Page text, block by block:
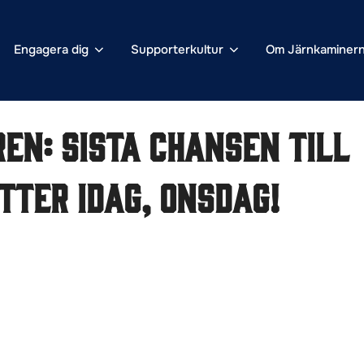
Engagera dig Supporterkultur Om
Sista chansen till
idag, onsdag!